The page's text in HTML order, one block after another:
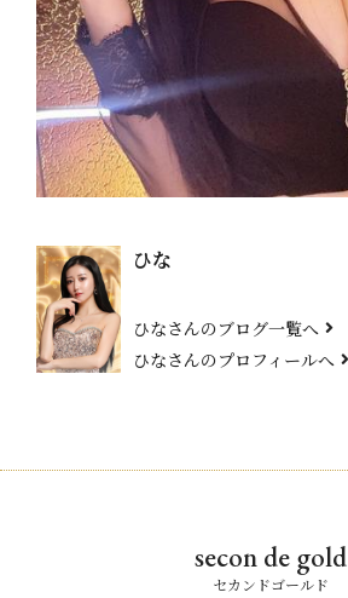
ひな
ひなさんのブログ一覧へ
ひなさんのプロフィールへ
secon de gold
セカンドゴールド